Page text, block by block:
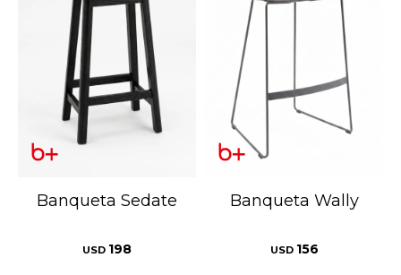
Banqueta Sedate
USD 198
Banqueta Wally
USD 156